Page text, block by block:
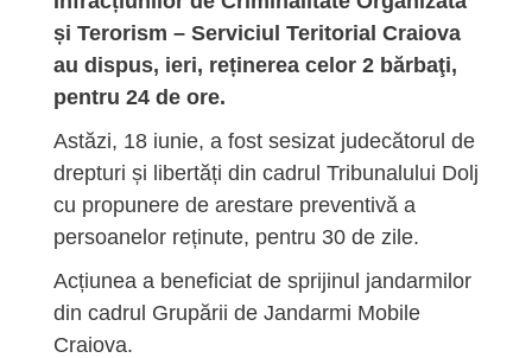
și Terorism – Serviciul Teritorial Craiova
au dispus, ieri, reținerea celor 2 bărbaţi,
pentru 24 de ore.
Astăzi, 18 iunie, a fost sesizat judecătorul de
drepturi și libertăți din cadrul Tribunalului Dolj
cu propunere de arestare preventivă a
persoanelor reținute, pentru 30 de zile.
Acțiunea a beneficiat de sprijinul jandarmilor
din cadrul Grupării de Jandarmi Mobile
Craiova.